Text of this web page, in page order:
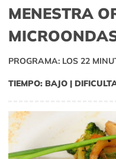
MENESTRA
PROGRAMA: LOS 22
TIEMPO: BAJO |